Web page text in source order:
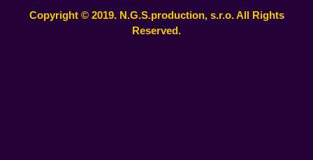
Copyright © 2019. N.G.S.production, s.r.o. All Rights
Reserved.